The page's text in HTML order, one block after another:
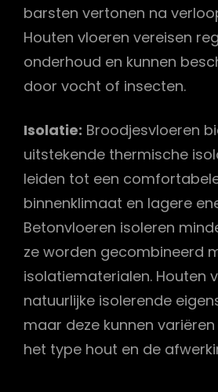
barsten vertonen na
Houten vloeren vereisen
onderhoud en kunnen
door vocht of insecten.
Isolatie: Broodjesvloeren
uitstekende thermische
leiden tot een
binnenklimaat en lagere
Betonvloeren isoleren
ze worden gecombineerd
isolatiematerialen. Houten
natuurlijke isolerende
maar deze kunnen
het type hout en de